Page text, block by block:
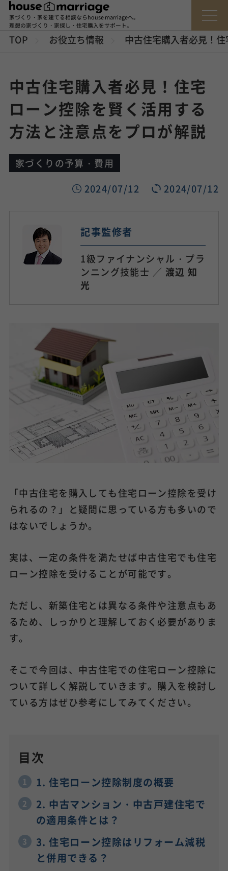
家づくり・家を建てる相談ならhouse marriageへ。
理想の家づくり・家探し・住宅購入をサポート。
TOP お役立ち情報 中古住宅購入者必見！
中古住宅購入者必見！住宅
ローン控除を賢く活用する
方法と注意点をプロが解説
家づくりの予算・費用
2024/07/12
2024/07/12
記事監修者
1級ファイナンシャル・プラ
ンニング技能士 ／ 渡辺 知
光
「中古住宅を購入しても住宅ローン控除を受け
られるの？」と疑問に思っている方も多いので
はないでしょうか。
実は、一定の条件を満たせば中古住宅でも住宅
ローン控除を受けることが可能です。
ただし、新築住宅とは異なる条件や注意点もあ
るため、しっかりと理解しておく必要がありま
す。
そこで今回は、中古住宅での住宅ローン控除に
ついて詳しく解説していきます。購入を検討し
ている方はぜひ参考にしてみてください。
目次
1. 住宅ローン控除制度の概要
2. 中古マンション・中古戸建住宅で
の適用条件とは？
3. 住宅ローン控除はリフォーム減税
と併用できる？